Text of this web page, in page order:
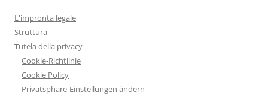
L'impronta legale
Struttura
Tutela della privacy
Cookie-Richtlinie
Cookie Policy
Privatsphäre-Einstellungen ändern